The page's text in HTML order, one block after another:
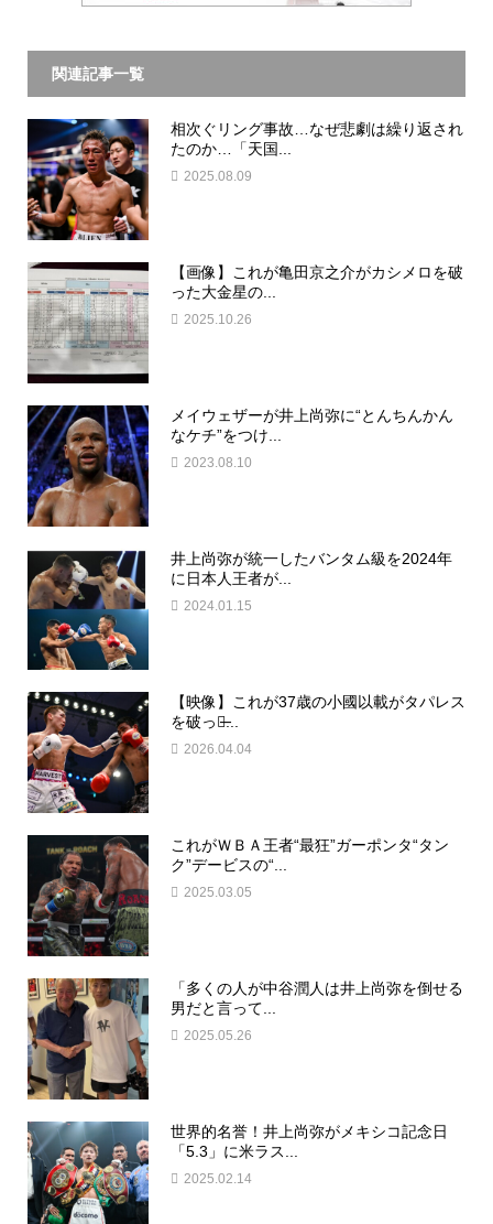
関連記事一覧
相次ぐリング事故…なぜ悲劇は繰り返され
たのか…「天国...
2025.08.09
【画像】これが亀田京之介がカシメロを破
った大金星の...
2025.10.26
メイウェザーが井上尚弥に“とんちんかん
なケチ”をつけ...
2023.08.10
井上尚弥が統一したバンタム級を2024年
に日本人王者が...
2024.01.15
【映像】これが37歳の小國以載がタパレス
を破った̶...
2026.04.04
これがＷＢＡ王者“最狂”ガーポンタ“タン
ク”デービスの“...
2025.03.05
「多くの人が中谷潤人は井上尚弥を倒せる
男だと言って...
2025.05.26
世界的名誉！井上尚弥がメキシコ記念日
「5.3」に米ラス...
2025.02.14